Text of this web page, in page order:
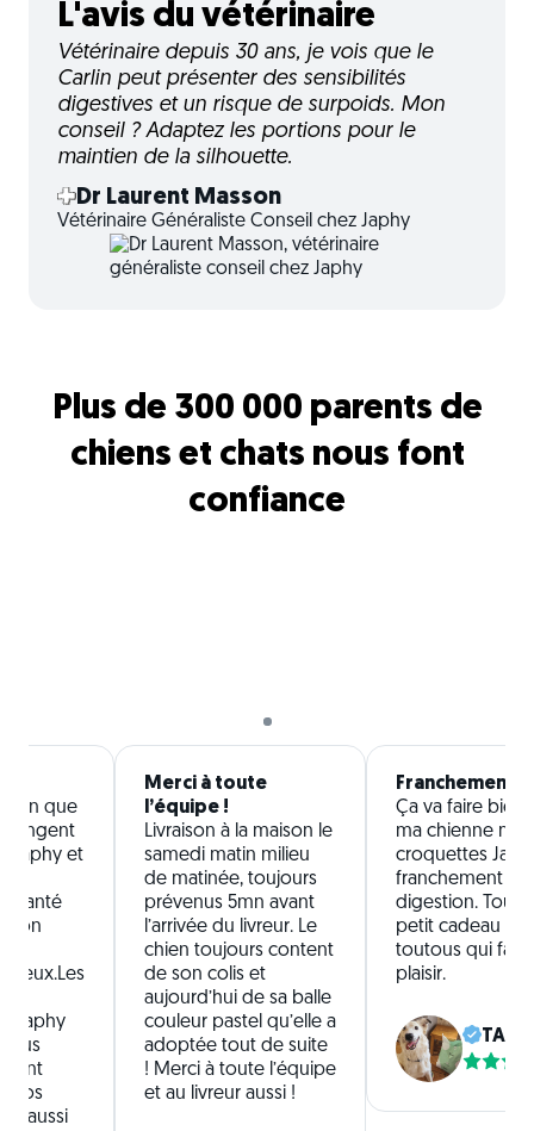
L'avis du vétérinaire
Vétérinaire depuis 30 ans, je vois que le
Carlin peut présenter des sensibilités
digestives et un risque de surpoids. Mon
conseil ? Adaptez les portions pour le
maintien de la silhouette.
Dr Laurent Masson
Vétérinaire Généraliste Conseil chez Japhy
Plus de 300 000 parents de
chiens et chats nous font
confiance
an que
japhy et
santé
on
japhy
nos
d'aussi
Merci à toute
l’équipe !
Livraison à la maison le
samedi matin milieu
de matinée, toujours
prévenus 5mn avant
l’arrivée du livreur. Le
chien toujours content
de son colis et
aujourd’hui de sa balle
couleur pastel qu’elle a
adoptée tout de suite
! Merci à toute l’équipe
et au livreur aussi !
Franchement
Ça va faire
ma chienne
croquettes
franchement
digestion. Tous
petit cadeau
toutous qui fais
plaisir.